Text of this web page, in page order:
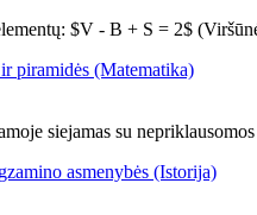
$V - B + S = 2$
piramidės (Matematika)
siejamas su
asmenybės (Istorija)